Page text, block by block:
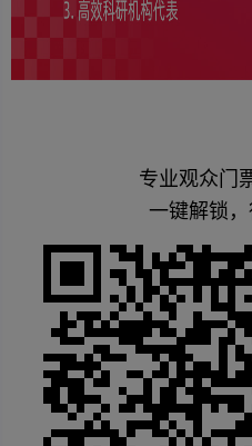
专业观众门
一键解锁